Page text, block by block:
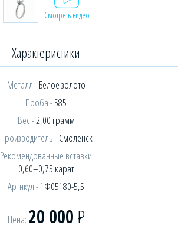
Смотреть видео
Характеристики
Металл -Белое золото
Проба -585
Вес -2,00 грамм
Производитель -Смоленск
Рекомендованные вставки
0,60–0,75 карат
Артикул -1Ф05180-5,5
Цена: 20 000Р